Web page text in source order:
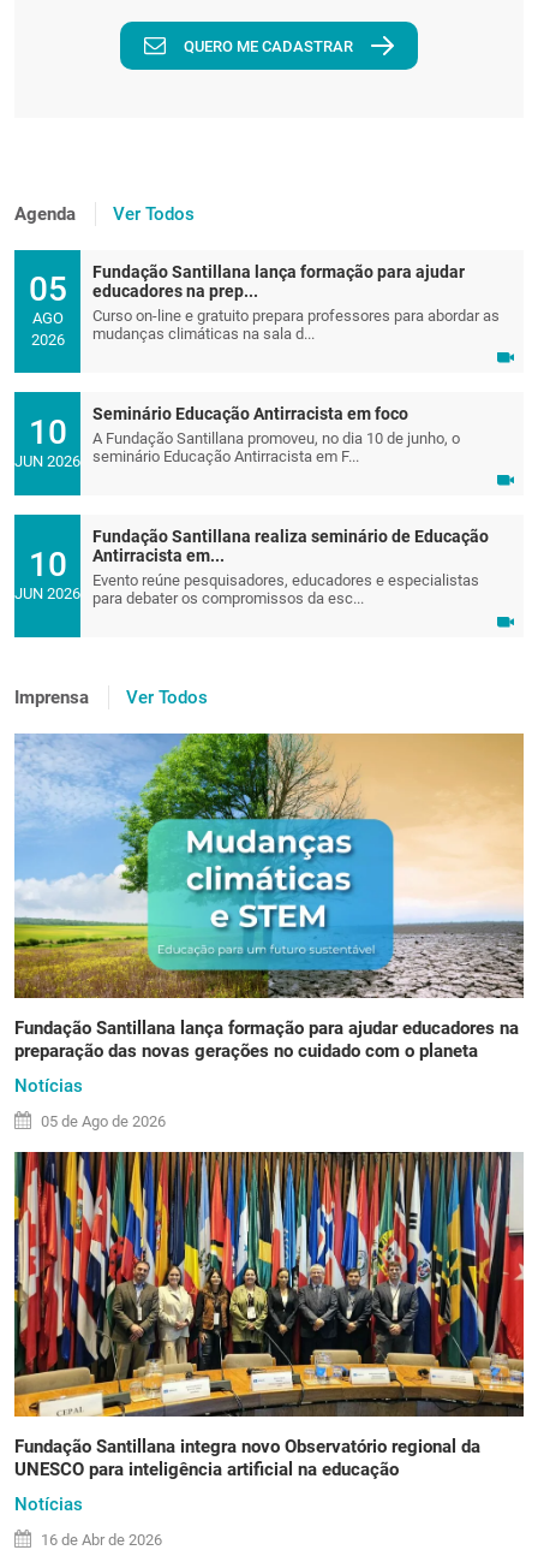
QUERO ME CADASTRAR
Agenda Ver Todos
05
AGO
2026
Fundação Santillana lança formação para ajudar
educadores na prep...
Curso on-line e gratuito prepara professores para abordar as
mudanças climáticas na sala d...
10
JUN 2026
Seminário Educação Antirracista em foco
A Fundação Santillana promoveu, no dia 10 de junho, o
seminário Educação Antirracista em F...
10
JUN 2026
Fundação Santillana realiza seminário de Educação
Antirracista em...
Evento reúne pesquisadores, educadores e especialistas
para debater os compromissos da esc...
Imprensa Ver Todos
Fundação Santillana lança formação para ajudar educadores na
preparação das novas gerações no cuidado com o planeta
Notícias
05 de Ago de 2026
Fundação Santillana integra novo Observatório regional da
UNESCO para inteligência artificial na educação
Notícias
16 de Abr de 2026